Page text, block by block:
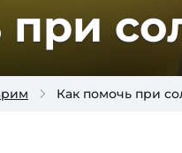
Как помочь при